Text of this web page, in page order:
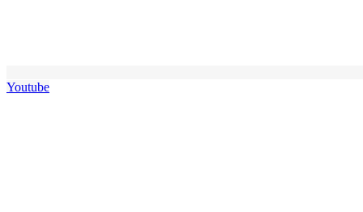
Youtube